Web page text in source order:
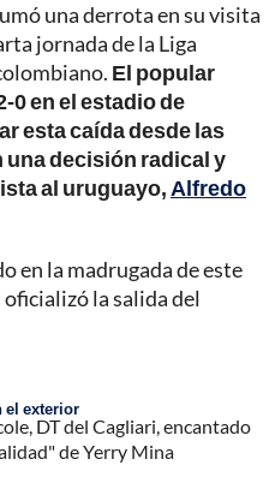
una derrota en su visita
jornada de la Liga
El popular
0 en el estadio de
esta caída desde las
decisión radical y
al uruguayo, Alfredo
en la madrugada de este
la salida del
el exterior
DT del Cagliari, encantado
de Yerry Mina